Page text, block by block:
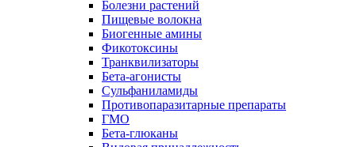
Болезни растений
Пищевые волокна
Биогенные амины
Фикотоксины
Транквилизаторы
Бета-агонисты
Сульфаниламиды
Противопаразитарные препараты
ГМО
Бета-глюканы